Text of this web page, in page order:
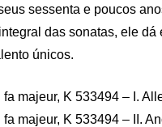
sessenta e poucos
das sonatas, ele dá
únicos.
majeur, K 533494 – I.
majeur, K 533494 – II.